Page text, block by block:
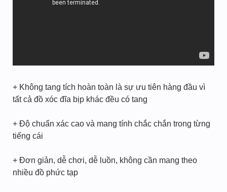
+ Không tang tích hoàn toàn là sự ưu tiên hàng đầu vì
tất cả đồ xóc đĩa bịp khác đều có tang
+ Độ chuẩn xác cao và mang tính chắc chắn trong từng
tiếng cái
+ Đơn giản, dễ chơi, dễ luồn, không cần mang theo
nhiều đồ phức tạp